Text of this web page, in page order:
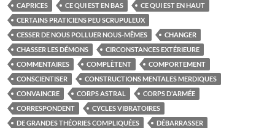
CAPRICES
CE QUI EST EN BAS
CE QUI EST EN HAUT
CERTAINS PRATICIENS PEU SCRUPULEUX
CESSER DE NOUS POLLUER NOUS-MÊMES
CHANGER
CHASSER LES DÉMONS
CIRCONSTANCES EXTÉRIEURE
COMMENTAIRES
COMPLÈTENT
COMPORTEMENT
CONSCIENTISER
CONSTRUCTIONS MENTALES MERDIQUES
CONVAINCRE
CORPS ASTRAL
CORPS D'ARMÉE
CORRESPONDENT
CYCLES VIBRATOIRES
DE GRANDES THÉORIES COMPLIQUÉES
DÉBARRASSER